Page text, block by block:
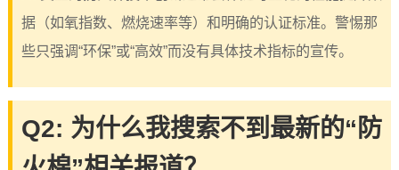
据（如氧指数、燃烧速率等）和明确的认证标准。警惕那
些只强调“环保”或“高效”而没有具体技术指标的宣传。
Q2: 为什么我搜索不到最新的“防